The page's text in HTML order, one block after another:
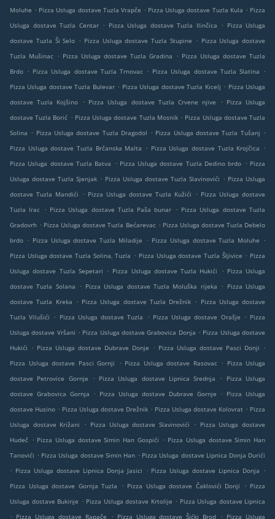
Moluhe . Pizza Usluga dostave Tuzla Vrapče . Pizza Usluga dostave Tuzla Kula . Pizza
Usluga dostave Tuzla Centar
. Pizza Usluga dostave Tuzla Ilinčica . Pizza Usluga
dostave Tuzla Ši Selo . Pizza Usluga dostave Tuzla Stupine . Pizza Usluga dostave
Tuzla Mušinac . Pizza Usluga dostave Tuzla Gradina . Pizza Usluga dostave Tuzla
Brdo . Pizza Usluga dostave Tuzla Trnovac . Pizza Usluga dostave Tuzla Slatina
.
Pizza Usluga dostave Tuzla Bulevar . Pizza Usluga dostave Tuzla Kicelj . Pizza Usluga
dostave Tuzla Kojšino
. Pizza Usluga dostave Tuzla Crvene njive . Pizza Usluga
dostave Tuzla Borić . Pizza Usluga dostave Tuzla Mosnik . Pizza Usluga dostave Tuzla
Solina . Pizza Usluga dostave Tuzla Dragodol . Pizza Usluga dostave Tuzla Tušanj .
Pizza Usluga dostave Tuzla Brčanska Malta
. Pizza Usluga dostave Tuzla Krojčica
.
Pizza Usluga dostave Tuzla Batva
. Pizza Usluga dostave Tuzla Dedino brdo . Pizza
Usluga dostave Tuzla Sjenjak . Pizza Usluga dostave Tuzla Slavinovići . Pizza Usluga
dostave Tuzla Mandići
. Pizza Usluga dostave Tuzla Kužići . Pizza Usluga dostave
Tuzla Irac
. Pizza Usluga dostave Tuzla Paša bunar . Pizza Usluga dostave Tuzla
Gradovrh . Pizza Usluga dostave Tuzla Bećarevac . Pizza Usluga dostave Tuzla Debelo
brdo . Pizza Usluga dostave Tuzla Miladije . Pizza Usluga dostave Tuzla Moluhe
.
Pizza Usluga dostave Tuzla Solina, Tuzla . Pizza Usluga dostave Tuzla Šljivice . Pizza
Usluga dostave Tuzla Sepetari
. Pizza Usluga dostave Tuzla Hukići . Pizza Usluga
dostave Tuzla Solana
. Pizza Usluga dostave Tuzla Moluška rijeka . Pizza Usluga
dostave Tuzla Kreka
. Pizza Usluga dostave Tuzla Drežnik . Pizza Usluga dostave
Tuzla Vilušići
. Pizza Usluga dostave Tuzla . Pizza Usluga dostave Orašje . Pizza
Usluga dostave Vršani . Pizza Usluga dostave Grabovica Donja . Pizza Usluga dostave
Hukići
. Pizza Usluga dostave Dubrave Donje . Pizza Usluga dostave Pasci Donji
.
Pizza Usluga dostave Pasci Gornji
. Pizza Usluga dostave Rasovac . Pizza Usluga
dostave Petrovice Gornje
. Pizza Usluga dostave Lipnica Srednja .
Pizza Usluga
dostave Grabovica Gornja
. Pizza Usluga dostave Dubrave Gornje . Pizza Usluga
dostave Husino . Pizza Usluga dostave Drežnik . Pizza Usluga dostave Kolovrat . Pizza
Usluga dostave Križani
. Pizza Usluga dostave Slavinovići . Pizza Usluga dostave
Hudeč . Pizza Usluga dostave Simin Han Gospići . Pizza Usluga dostave Simin Han
Tanovići . Pizza Usluga dostave Simin Han . Pizza Usluga dostave Lipnica Donja Durići
. Pizza Usluga dostave Lipnica Donja Jasici . Pizza Usluga dostave Lipnica Donja
.
Pizza Usluga dostave Gornja Tuzla
. Pizza Usluga dostave Čaklovići Donji . Pizza
Usluga dostave Bukinje . Pizza Usluga dostave Krtolije . Pizza Usluga dostave Lipnica
. Pizza Usluga dostave Rapače . Pizza Usluga dostave Šićki Brod . Pizza Usluga